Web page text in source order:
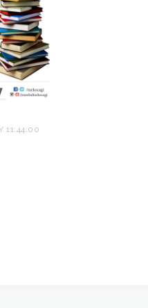
11:44:00